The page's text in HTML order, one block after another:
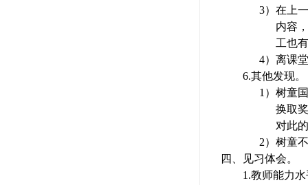
3） 在上
内容
工也
4） 离课
6.其他发现。
1） 树童
换取
对此
2） 树童
四、
见习体会。
1.教师能力